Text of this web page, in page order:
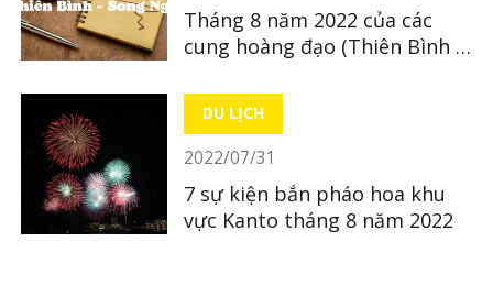
Tháng 8 năm 2022 của các
cung hoàng đạo (Thiên Bình ~
DU LỊCH
2022/07/31
7 sự kiện bắn pháo hoa khu
vực Kanto tháng 8 năm 2022